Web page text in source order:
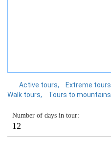
Active tours Extreme tours
Walk tours
Tours to mountains
Number of days in tour:
12